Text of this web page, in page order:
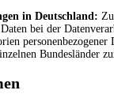
in Deutschland:
bei der
Bundesländer